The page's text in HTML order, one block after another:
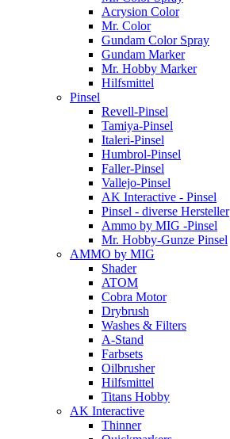
Acrysion Color
Mr. Color
Gundam Color Spray
Gundam Marker
Mr. Hobby Marker
Hilfsmittel
Pinsel
Revell-Pinsel
Tamiya-Pinsel
Italeri-Pinsel
Humbrol-Pinsel
Faller-Pinsel
Vallejo-Pinsel
AK Interactive - Pinsel
Pinsel - diverse Hersteller
Ammo by MIG -Pinsel
Mr. Hobby-Gunze Pinsel
AMMO by MIG
Shader
ATOM
Cobra Motor
Drybrush
Washes & Filters
A-Stand
Farbsets
Oilbrusher
Hilfsmittel
Titans Hobby
AK Interactive
Thinner